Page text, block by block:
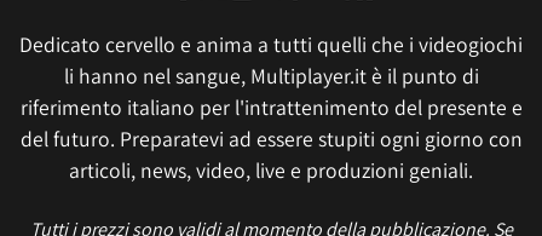
Dedicato cervello e anima a tutti quelli che i videogiochi
li hanno nel sangue, Multiplayer.it è il punto di
riferimento italiano per l'intrattenimento del presente e
del futuro. Preparatevi ad essere stupiti ogni giorno con
articoli, news, video, live e produzioni geniali.
Tutti i prezzi sono validi al momento della pubblicazione. Se